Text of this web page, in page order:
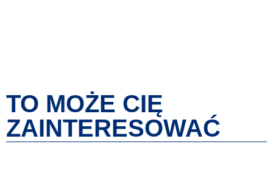
TO MOŻE CIĘ
ZAINTERESOWAĆ